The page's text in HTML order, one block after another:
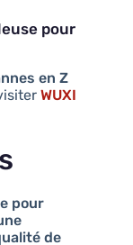
pour
en Z
WUXI
pour
de